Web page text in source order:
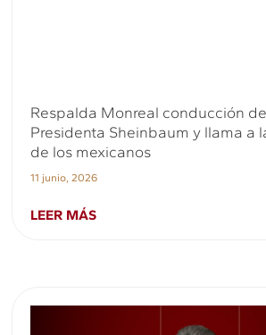
Respalda Monreal conducción
Presidenta Sheinbaum y llama a
de los mexicanos
11 junio, 2026
LEER MÁS